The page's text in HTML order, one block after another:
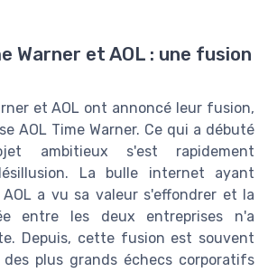
Warner et AOL : une fusion
et AOL ont annoncé leur fusion,
AOL Time Warner. Ce qui a débuté
ambitieux s'est rapidement
La bulle internet ayant
a vu sa valeur s'effondrer et la
entre les deux entreprises n'a
Depuis, cette fusion est souvent
plus grands échecs corporatifs